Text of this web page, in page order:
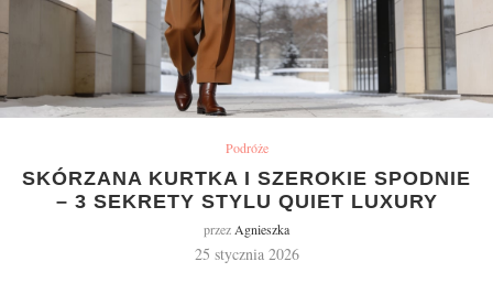
Podróże
SKÓRZANA KURTKA I SZEROKIE SPODNIE
– 3 SEKRETY STYLU QUIET LUXURY
przez Agnieszka
25 stycznia 2026